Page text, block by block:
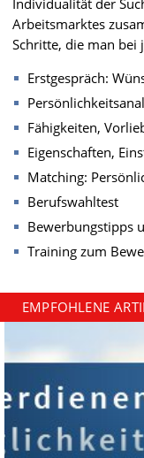
Arbeitsmarktes
Schritte, die man bei
Erstgespräch:
Fähigkeiten,
Eigenschaften,
Matching:
Berufswahltest
Bewerbungstipps
Training zum
EMPFOHLENE